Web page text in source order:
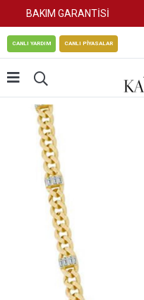
BAKIM GARANTİSİ
CANLI YARDIM CANLI PİYASALAR